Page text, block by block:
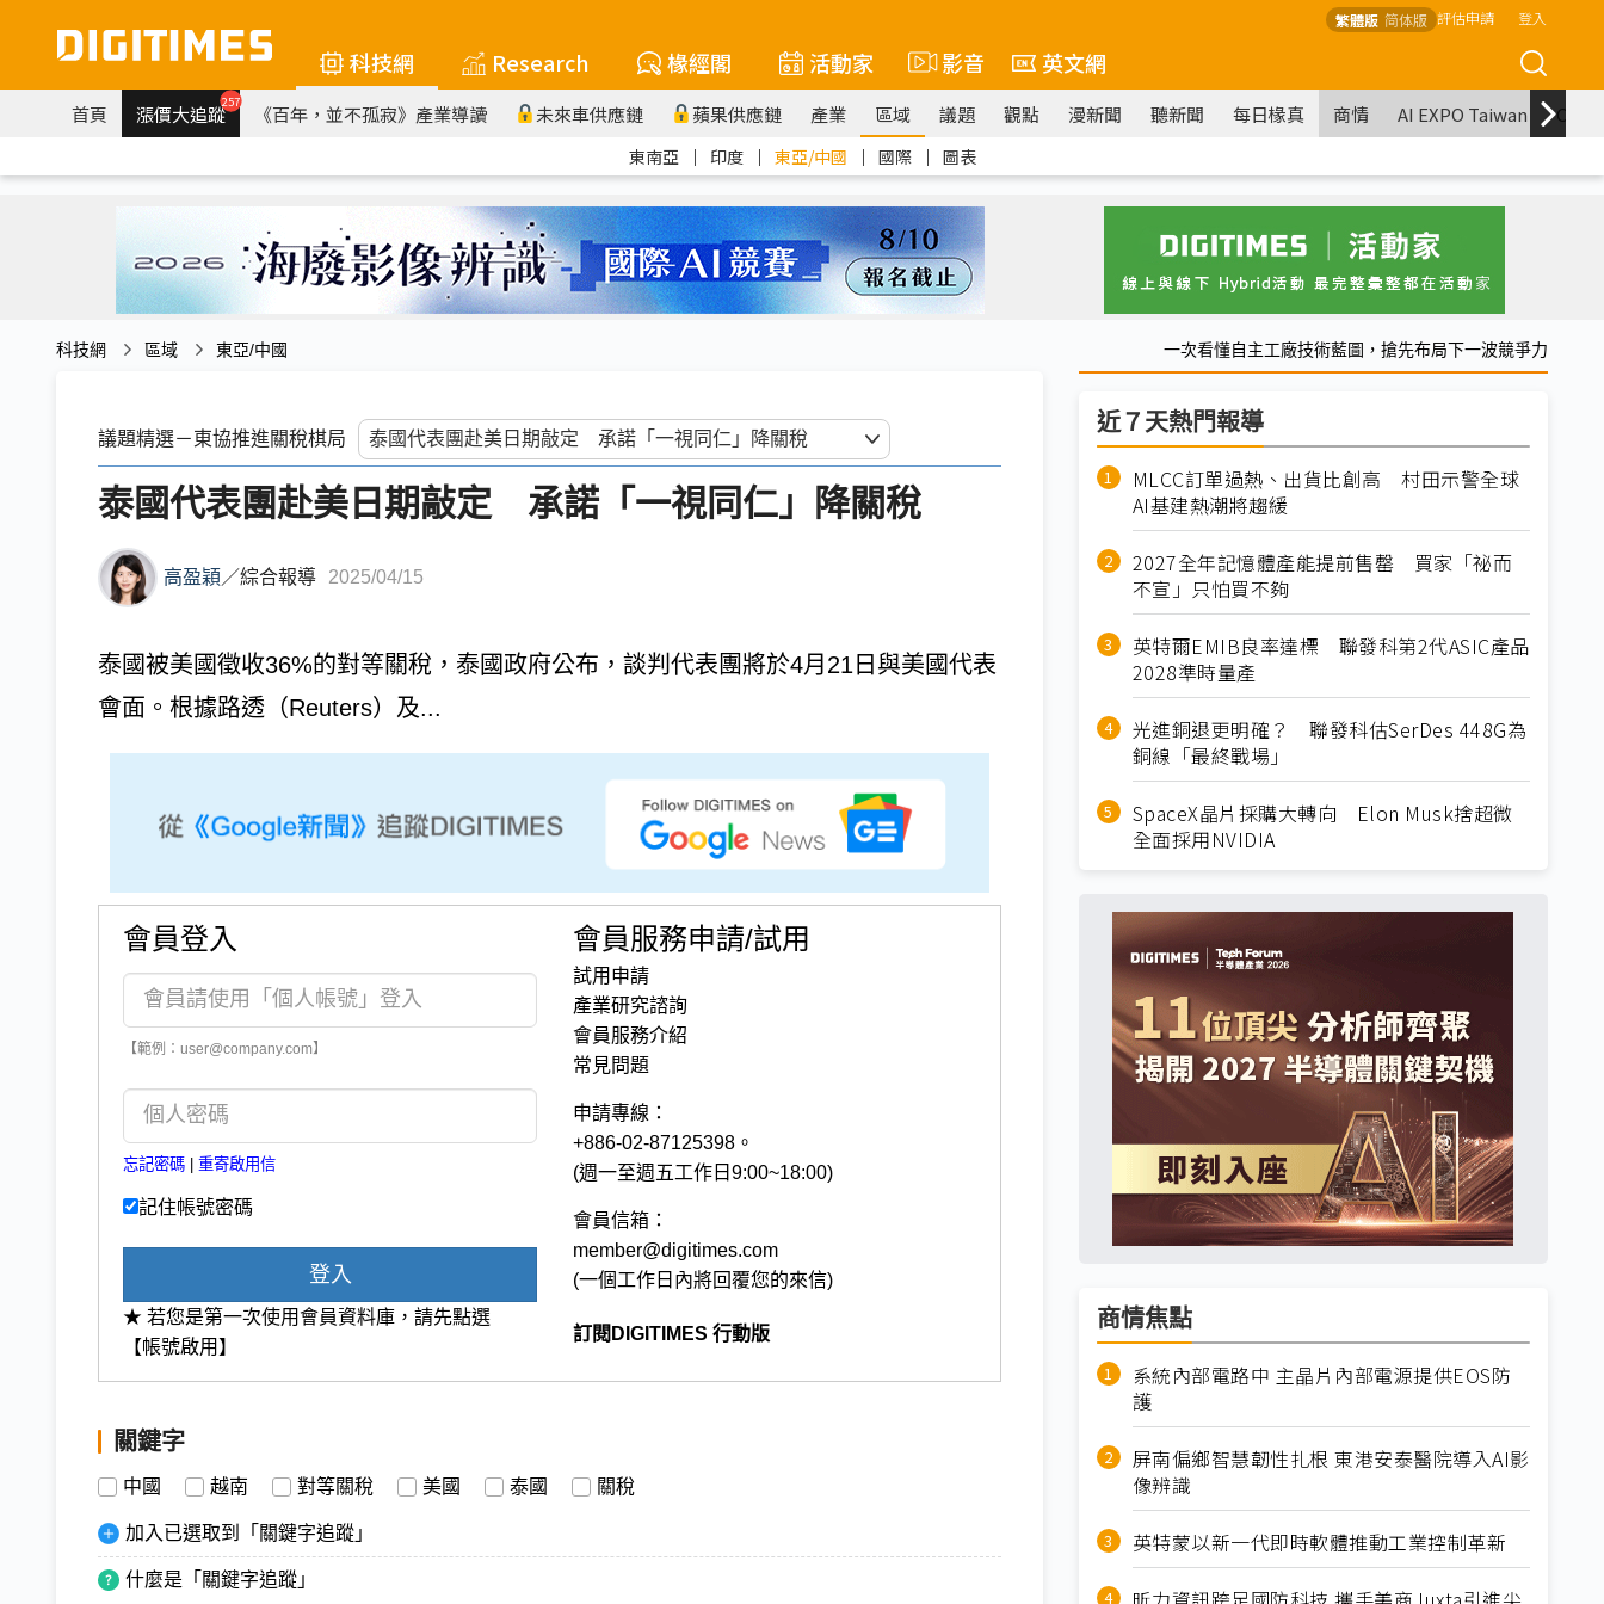
繁體版 简体版 評估申請 登入
科技網 Research 椽經閣 活動家 影音 英文網
首頁 漲價大追蹤257 《百年，並不孤寂》產業導讀 未來車供應鏈 蘋果供應鏈 產業 區域 議題 觀點 漫新聞 聽新聞 每日椽真 商情 AI EXPO Taiwan
東南亞 ｜ 印度 ｜ 東亞/中國 ｜ 國際 ｜ 圖表
科技網 區域 東亞/中國 一次看懂自主工廠技術藍圖，搶先布局下一波競爭力
議題精選－東協推進關稅棋局
泰國代表團赴美日期敲定 承諾「一視同仁」降關稅
高盈穎 ／綜合報導 2025/04/15
泰國被美國徵收36%的對等關稅，泰國政府公布，談判代表團將於4月21日與美國代表
會面。根據路透（Reuters）及...
會員登入
【範例：user@company.com】
忘記密碼 重寄啟用信
記住帳號密碼
登入
★ 若您是第一次使用會員資料庫，請先點選
【帳號啟用】
會員服務申請/試用
試用申請
產業研究諮詢
會員服務介紹
常見問題
申請專線：
+886-02-87125398。
(週一至週五工作日9:00~18:00)
會員信箱：
member@digitimes.com
(一個工作日內將回覆您的來信)
訂閱DIGITIMES 行動版
關鍵字
中國 越南 對等關稅 美國 泰國 關稅
加入已選取到「關鍵字追蹤」
什麼是「關鍵字追蹤」
近７天熱門報導
MLCC訂單過熱、出貨比創高 村田示警全球
AI基建熱潮將趨緩
2027全年記憶體產能提前售罄 買家「祕而
不宣」只怕買不夠
英特爾EMIB良率達標 聯發科第2代ASIC產品
2028準時量產
光進銅退更明確？ 聯發科估SerDes 448G為
銅線「最終戰場」
SpaceX晶片採購大轉向 Elon Musk捨超微
全面採用NVIDIA
商情焦點
系統內部電路中 主晶片內部電源提供EOS防
護
屏南偏鄉智慧韌性扎根 東港安泰醫院導入AI影
像辨識
英特蒙以新一代即時軟體推動工業控制革新